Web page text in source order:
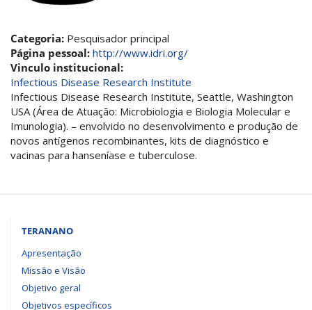
Categoria: Pesquisador principal
Página pessoal: http://www.idri.org/
Vinculo institucional:
Infectious Disease Research Institute
Infectious Disease Research Institute, Seattle, Washington
USA (Área de Atuação: Microbiologia e Biologia Molecular e
Imunologia). – envolvido no desenvolvimento e produção de
novos antígenos recombinantes, kits de diagnóstico e
vacinas para hanseníase e tuberculose.
TERANANO
Apresentação
Missão e Visão
Objetivo geral
Objetivos específicos